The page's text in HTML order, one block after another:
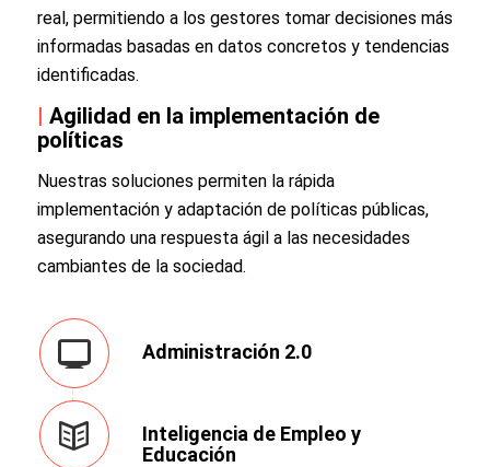
real, permitiendo a los gestores tomar decisiones más
informadas basadas en datos concretos y tendencias
identificadas.
| Agilidad en la implementación de
políticas
Nuestras soluciones permiten la rápida
implementación y adaptación de políticas públicas,
asegurando una respuesta ágil a las necesidades
cambiantes de la sociedad.
Administración 2.0
Inteligencia de Empleo y
Educación